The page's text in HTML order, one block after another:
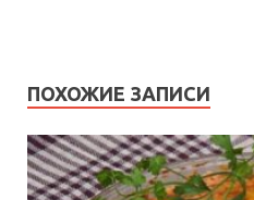
ПОХОЖИЕ ЗАПИСИ